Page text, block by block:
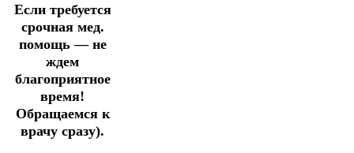
Если требуется
срочная мед.
помощь — не
ждем
благоприятное
время!
Обращаемся к
врачу сразу).